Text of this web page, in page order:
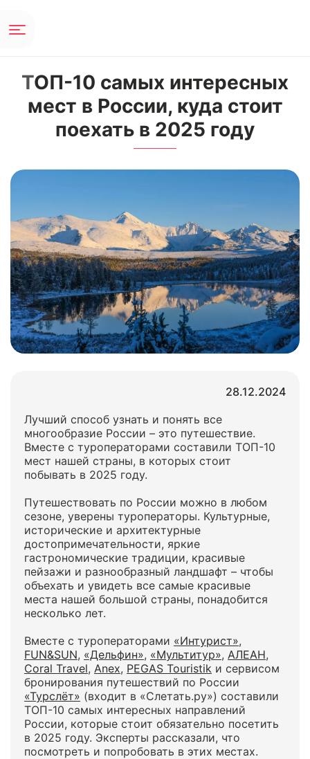
ТОП-10 самых интересных
мест в России, куда стоит
поехать в 2025 году
28.12.2024
Лучший способ узнать и понять все
многообразие России – это путешествие.
Вместе с туроператорами составили ТОП-10
мест нашей страны, в которых стоит
побывать в 2025 году.
Путешествовать по России можно в любом
сезоне, уверены туроператоры. Культурные,
исторические и архитектурные
достопримечательности, яркие
гастрономические традиции, красивые
пейзажи и разнообразный ландшафт – чтобы
объехать и увидеть все самые красивые
места нашей большой страны, понадобится
несколько лет.
Вместе с туроператорами «Интурист»,
FUN&SUN, «Дельфин», «Мультитур», АЛЕАН,
Coral Travel, Anex, PEGAS Touristik и сервисом
бронирования путешествий по России
«Турслёт» (входит в «Слетать.ру») составили
ТОП-10 самых интересных направлений
России, которые стоит обязательно посетить
в 2025 году. Эксперты рассказали, что
посмотреть и попробовать в этих местах.